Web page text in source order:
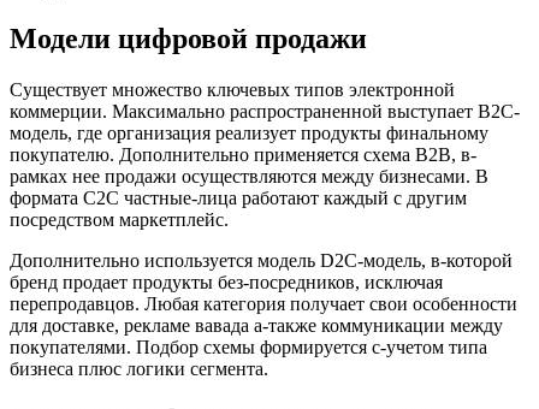
Модели цифровой продажи
Существует множество ключевых типов электронной
коммерции. Максимально распространенной выступает B2C-
модель, где организация реализует продукты финальному
покупателю. Дополнительно применяется схема B2B, в-
рамках нее продажи осуществляются между бизнесами. В
формата C2C частные-лица работают каждый с другим
посредством маркетплейс.
Дополнительно используется модель D2C-модель, в-которой
бренд продает продукты без-посредников, исключая
перепродавцов. Любая категория получает свои особенности
для доставке, рекламе вавада а-также коммуникации между
покупателями. Подбор схемы формируется с-учетом типа
бизнеса плюс логики сегмента.